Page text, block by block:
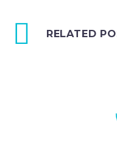
RELATED